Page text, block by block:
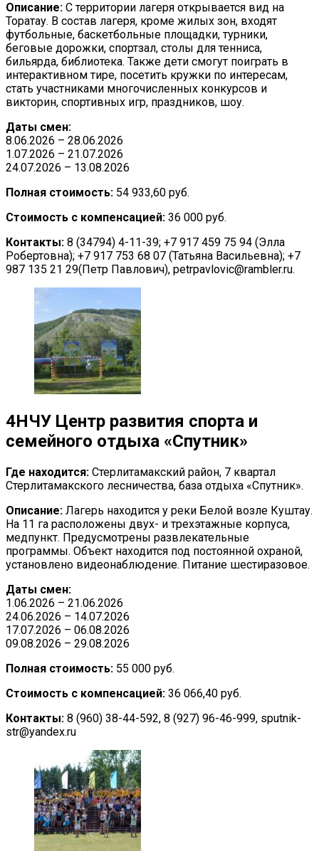
Описание: С территории лагеря открывается вид на
Торатау. В состав лагеря, кроме жилых зон, входят
футбольные, баскетбольные площадки, турники,
беговые дорожки, спортзал, столы для тенниса,
бильярда, библиотека. Также дети смогут поиграть в
интерактивном тире, посетить кружки по интересам,
стать участниками многочисленных конкурсов и
викторин, спортивных игр, праздников, шоу.
Даты смен:
8.06.2026 – 28.06.2026
1.07.2026 – 21.07.2026
24.07.2026 – 13.08.2026
Полная стоимость: 54 933,60 руб.
Стоимость с компенсацией: 36 000 руб.
Контакты: 8 (34794) 4-11-39; +7 917 459 75 94 (Элла
Робертовна); +7 917 753 68 07 (Татьяна Васильевна); +7
987 135 21 29(Петр Павлович), petrpavlovic@rambler.ru.
4НЧУ Центр развития спорта и
семейного отдыха «Спутник»
Где находится: Стерлитамакский район, 7 квартал
Стерлитамакского лесничества, база отдыха «Спутник».
Описание: Лагерь находится у реки Белой возле Куштау.
На 11 га расположены двух- и трехэтажные корпуса,
медпункт. Предусмотрены развлекательные
программы. Объект находится под постоянной охраной,
установлено видеонаблюдение. Питание шестиразовое.
Даты смен:
1.06.2026 – 21.06.2026
24.06.2026 – 14.07.2026
17.07.2026 – 06.08.2026
09.08.2026 – 29.08.2026
Полная стоимость: 55 000 руб.
Стоимость с компенсацией: 36 066,40 руб.
Контакты: 8 (960) 38-44-592, 8 (927) 96-46-999, sputnik-
str@yandex.ru